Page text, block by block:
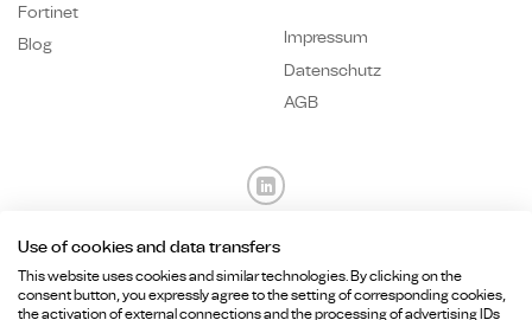
Fortinet
Blog
Impressum
Datenschutz
AGB
Fragen? Wir sind für Sie da.
Use of cookies and data transfers
This website uses cookies and similar technologies. By clicking on the
consent button, you expressly agree to the setting of corresponding cookies,
the activation of external connections and the processing of advertising IDs